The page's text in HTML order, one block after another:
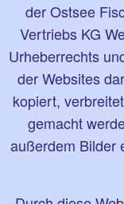
der Ostsee
Vertriebs KG
Urheberrechts
der Websites
kopiert,
gemacht
außerdem Bilder